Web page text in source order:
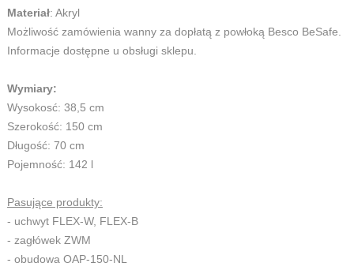
Materiał: Akryl
Możliwość zamówienia wanny za dopłatą z powłoką Besco BeSafe.
Informacje dostępne u obsługi sklepu.
Wymiary:
Wysokosć: 38,5 cm
Szerokość: 150 cm
Długość: 70 cm
Pojemność: 142 l
Pasujące produkty:
- uchwyt FLEX-W, FLEX-B
- zagłówek ZWM
- obudowa OAP-150-NL